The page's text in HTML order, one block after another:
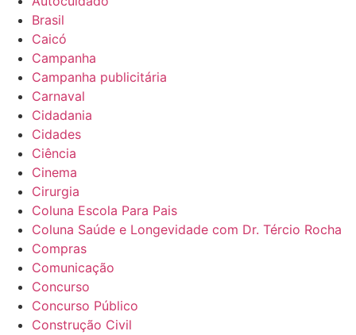
Brasil
Caicó
Campanha
Campanha publicitária
Carnaval
Cidadania
Cidades
Ciência
Cinema
Cirurgia
Coluna Escola Para Pais
Coluna Saúde e Longevidade com Dr. Tércio Rocha
Compras
Comunicação
Concurso
Concurso Público
Construção Civil